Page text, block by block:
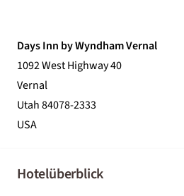
Days Inn by Wyndham Vernal
1092 West Highway 40
Vernal
Utah 84078-2333
USA
Hotelüberblick